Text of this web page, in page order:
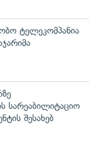
ტელეკომპანია
სარეაბილიტაციო
შესახებ